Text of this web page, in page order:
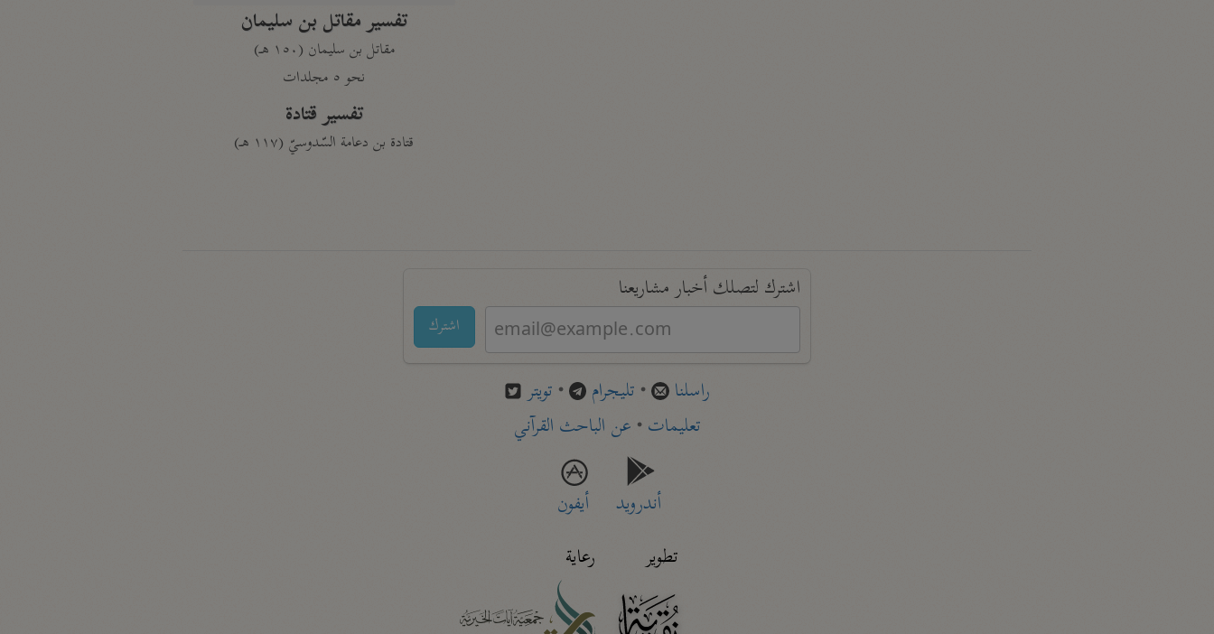
تفسير مقاتل بن سليمان
مقاتل بن سليمان (١٥٠ هـ)
نحو ٥ مجلدات
تفسير قتادة
قتادة بن دعامة السّدوسيّ (١١٧ هـ)
اشترك لتصلك أخبار مشاريعنا
اشترك
راسلنا • تليجرام • تويتر
تعليمات• عن الباحث القرآني
أندرويد
أيفون
تطوير
رعاية